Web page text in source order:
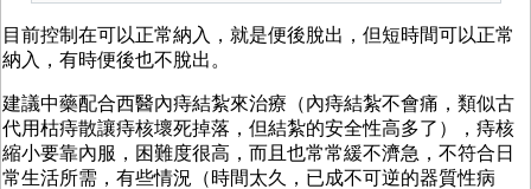
目前控制在可以正常納入，就是便後脫出，但短時間可以正常
納入，有時便後也不脫出。
建議中藥配合西醫內痔結紮來治療（內痔結紮不會痛，類似古
代用枯痔散讓痔核壞死掉落，但結紮的安全性高多了），痔核
縮小要靠內服，困難度很高，而且也常常緩不濟急，不符合日
常生活所需，有些情況（時間太久，已成不可逆的器質性病